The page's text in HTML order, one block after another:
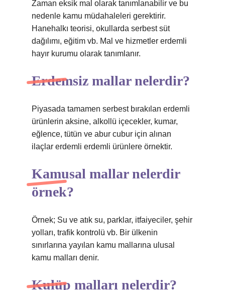
Zaman eksik mal olarak tanımlanabilir ve bu
nedenle kamu müdahaleleri gerektirir.
Hanehalkı teorisi, okullarda serbest süt
dağılımı, eğitim vb. Mal ve hizmetler erdemli
hayır kurumu olarak tanımlanır.
Erdemsiz mallar nelerdir?
Piyasada tamamen serbest bırakılan erdemli
ürünlerin aksine, alkollü içecekler, kumar,
eğlence, tütün ve abur cubur için alınan
ilaçlar erdemli erdemli ürünlere örnektir.
Kamusal mallar nelerdir
örnek?
Örnek; Su ve atık su, parklar, itfaiyeciler, şehir
yolları, trafik kontrolü vb. Bir ülkenin
sınırlarına yayılan kamu mallarına ulusal
kamu malları denir.
Kulüp malları nelerdir?